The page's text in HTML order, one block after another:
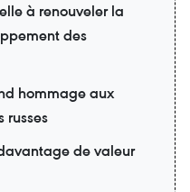
à renouveler la
des
hommage aux
russes
de valeur